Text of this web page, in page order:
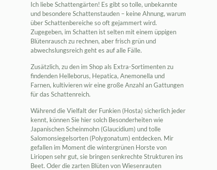
Ich liebe Schattengärten! Es gibt so tolle, unbekannte
und besondere Schattenstauden – keine Ahnung, warum
über Schattenbereiche so oft gejammert wird.
Zugegeben, im Schatten ist selten mit einem üppigen
Blütenrausch zu rechnen, aber frisch grün und
abwechslungsreich geht es auf alle Fälle.
Zusätzlich, zu den im Shop als Extra-Sortimenten zu
findenden Helleborus, Hepatica, Anemonella und
Farnen, kultivieren wir eine große Anzahl an Gattungen
für das Schattenreich.
Während die Vielfalt der Funkien (Hosta) sicherlich jeder
kennt, können Sie hier solch Besonderheiten wie
Japanischen Scheinmohn (Glaucidium) und tolle
Salomonsiegelsorten (Polygonatum) entdecken. Mir
gefallen im Moment die wintergrünen Horste von
Liriopen sehr gut, sie bringen senkrechte Strukturen ins
Beet. Oder die zarten Blüten von Wiesenrauten